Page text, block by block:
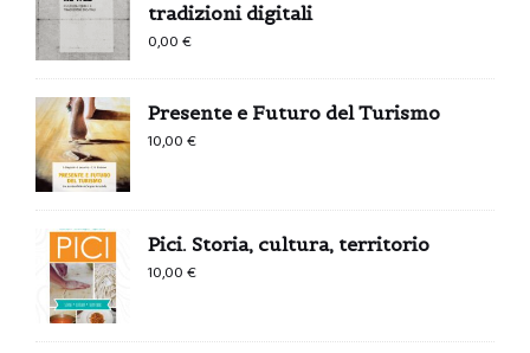
tradizioni digitali
0,00€
Presente e Futuro del Turismo
10,00€
Pici. Storia, cultura, territorio
10,00€